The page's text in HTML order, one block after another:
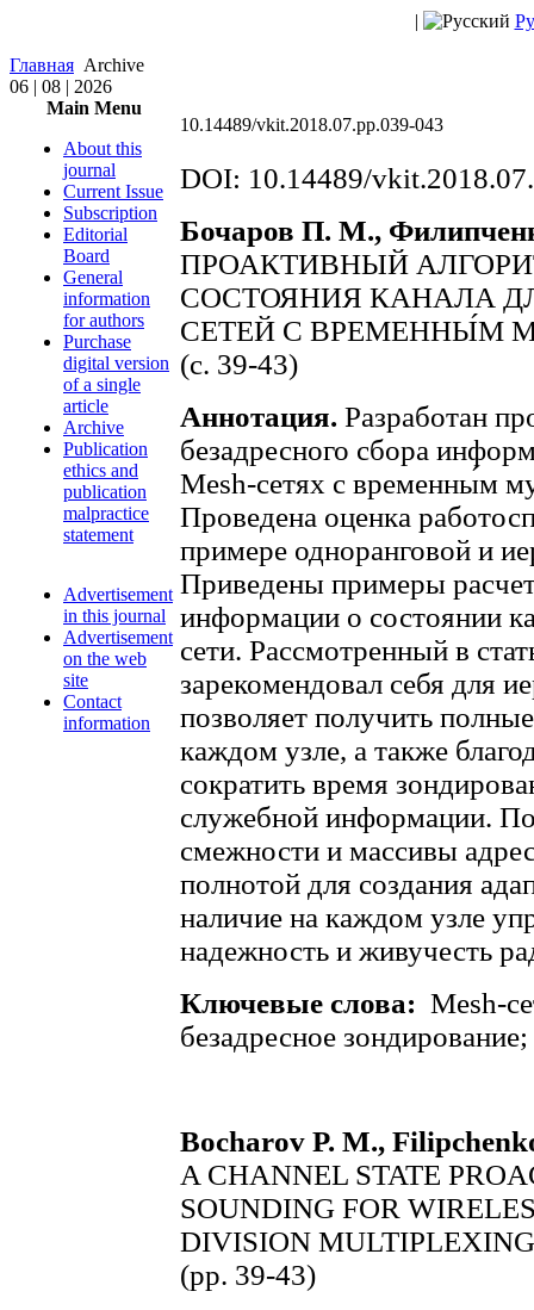
|
Главная Archive
06 | 08 | 2026
Main Menu
About this
journal
Current Issue
Subscription
Editorial
Board
General
information
for authors
Purchase
digital version
of a single
article
Archive
Publication
ethics and
publication
malpractice
statement
Advertisement
in this journal
Advertisement
on the web
site
Contact
information
10.14489/vkit.2018.07.pp.039-043
DOI: 10.14489/
Бочаров П. М.,
ПРОАКТИВНЫЙ
СОСТОЯНИЯ КАНАЛА
СЕТЕЙ С ВРЕМЕННЫ́М
(c. 39-43)
Аннотация. Разработан
безадресного сбора
Mesh-сетях с временны́м
Проведена оценка
примере одноранговой и
Приведены примеры
информации о состоянии
сети. Рассмотренный в
зарекомендовал себя для
позволяет получить
каждом узле, а также
сократить время
служебной информации.
смежности и массивы
полнотой для создания
наличие на каждом узле
надежность и живучесть
Ключевые слова: Mesh-
безадресное
Bocharov P. M.,
A CHANNEL STATE
SOUNDING FOR
DIVISION MULTIPLEXING
(pp. 39-43)